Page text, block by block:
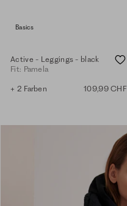
Basics
Active - Leggings - black
Fit: Pamela
+ 2 Farben 109,99 CHF